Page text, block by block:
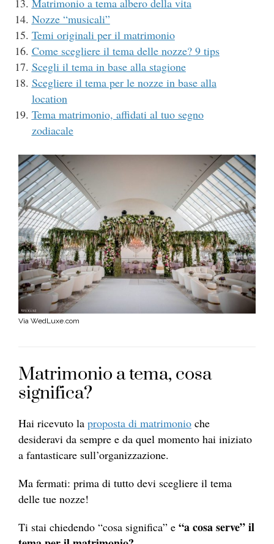
Matrimonio a tema albero della vita
Nozze “musicali”
Temi originali per il matrimonio
Come scegliere il tema delle nozze? 9 tips
Scegli il tema in base alla stagione
Scegliere il tema per le nozze in base alla
location
Tema matrimonio, affidati al tuo segno
zodiacale
Via WedLuxe.com
Matrimonio a tema, cosa
significa?
Hai ricevuto la proposta di matrimonio che
desideravi da sempre e da quel momento hai iniziato
a fantasticare sull’organizzazione.
Ma fermati: prima di tutto devi scegliere il tema
delle tue nozze!
Ti stai chiedendo “cosa significa” e “a cosa serve” il